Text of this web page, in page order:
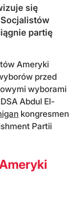
się
partię
Ameryki
przed
wyborami
Abdul El-
kongresmen
Partii